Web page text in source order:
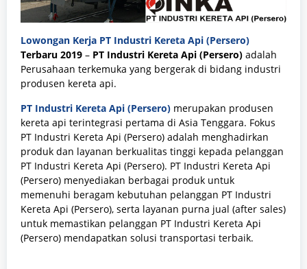
Lowongan Kerja PT Industri Kereta Api (Persero)
Terbaru 2019 – PT Industri Kereta Api (Persero) adalah
Perusahaan terkemuka yang bergerak di bidang industri
produsen kereta api.
PT Industri Kereta Api (Persero) merupakan produsen
kereta api terintegrasi pertama di Asia Tenggara. Fokus
PT Industri Kereta Api (Persero) adalah menghadirkan
produk dan layanan berkualitas tinggi kepada pelanggan
PT Industri Kereta Api (Persero). PT Industri Kereta Api
(Persero) menyediakan berbagai produk untuk
memenuhi beragam kebutuhan pelanggan PT Industri
Kereta Api (Persero), serta layanan purna jual (after sales)
untuk memastikan pelanggan PT Industri Kereta Api
(Persero) mendapatkan solusi transportasi terbaik.